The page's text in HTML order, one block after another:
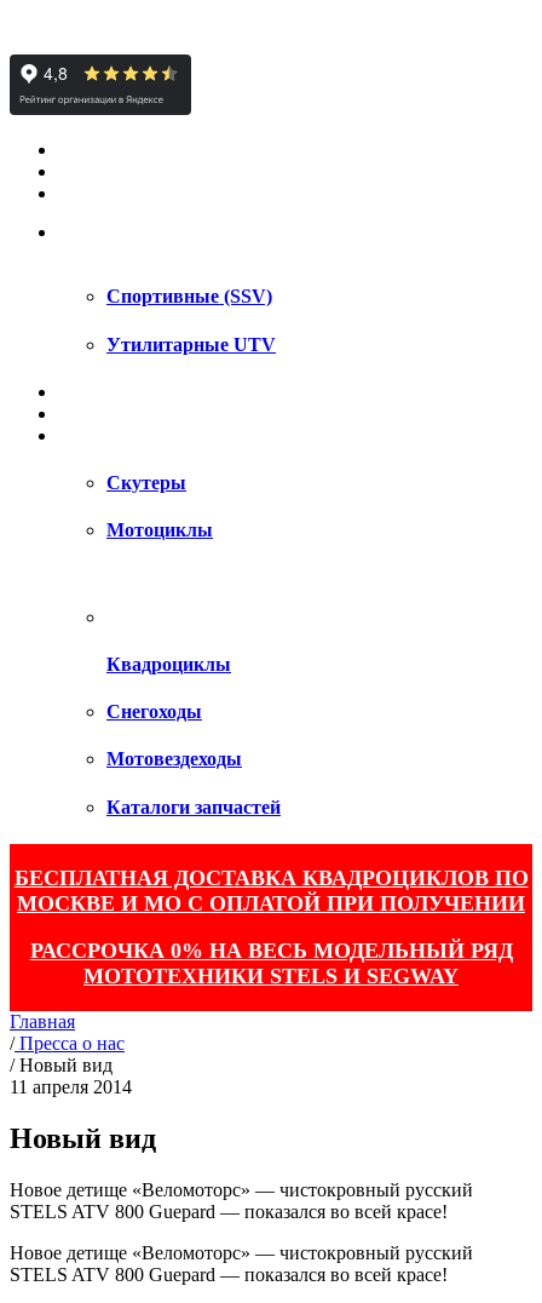
Спортивные (SSV)
Утилитарные UTV
Скутеры
Мотоциклы
Квадроциклы
Снегоходы
Мотовездеходы
Каталоги запчастей
БЕСПЛАТНАЯ ДОСТАВКА КВАДРОЦИКЛОВ ПО
МОСКВЕ И МО С ОПЛАТОЙ ПРИ ПОЛУЧЕНИИ
РАССРОЧКА 0% НА ВЕСЬ МОДЕЛЬНЫЙ РЯД
МОТОТЕХНИКИ STELS И SEGWAY
Главная
/ Пресса о нас
/Новый вид
11 апреля 2014
Новый вид
Новое детище «Веломоторс» — чистокровный русский
STELS ATV 800 Guepard — показался во всей красе!
Новое детище «Веломоторс» — чистокровный русский
STELS ATV 800 Guepard — показался во всей красе!